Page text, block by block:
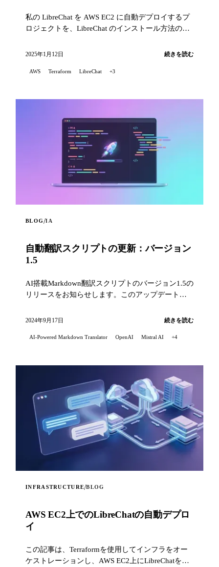
私の LibreChat を AWS EC2 に自動デプロイするプ
ロジェクトを、LibreChat のインストール方法の最
るよう更新したことをお知らせします。今回の更
選択機能や、初心者でも使いやすくするための改
2025年1月12日 続きを読む
AWS Terraform LibreChat +3
BLOG/IA
自動翻訳スクリプトの更新：バージョン
1.5
AI搭載Markdown翻訳スクリプトのバージョン1.5の
リリースをお知らせします。このアップデートは
2024年9月17日 続きを読む
AI-Powered Markdown Translator OpenAI Mistral AI +4
INFRASTRUCTURE/BLOG
AWS EC2上でのLibreChatの自動デプロ
イ
この記事は、Terraformを使用してインフラをオー
ケストレーションし、AWS EC2上にLibreChatを自